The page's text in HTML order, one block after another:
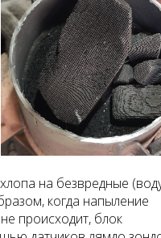
на безвредные
когда напыление
происходит, блок